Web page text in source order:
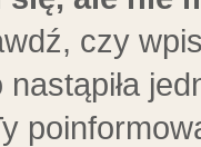
czy
nastąpiła